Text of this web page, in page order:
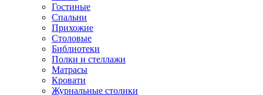
Гостиные
Спальни
Прихожие
Столовые
Библиотеки
Полки и стеллажи
Матрасы
Кровати
Журнальные столики